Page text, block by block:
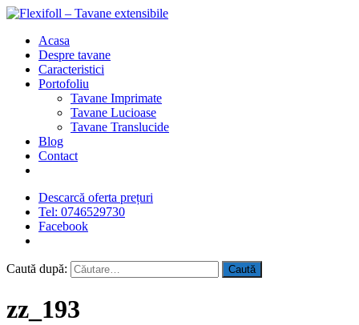
Acasa
Despre tavane
Caracteristici
Portofoliu
Tavane Imprimate
Tavane Lucioase
Tavane Translucide
Blog
Contact
Descarcă oferta prețuri
Tel: 0746529730
Facebook
Caută după:
zz_193